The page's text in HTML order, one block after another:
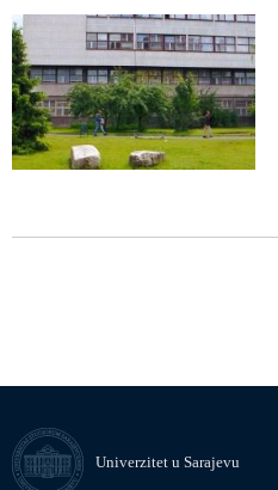
Univerzitet u Sarajevu